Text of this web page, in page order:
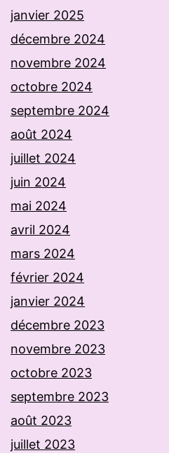
janvier 2025
décembre 2024
novembre 2024
octobre 2024
septembre 2024
août 2024
juillet 2024
juin 2024
mai 2024
avril 2024
mars 2024
février 2024
janvier 2024
décembre 2023
novembre 2023
octobre 2023
septembre 2023
août 2023
juillet 2023